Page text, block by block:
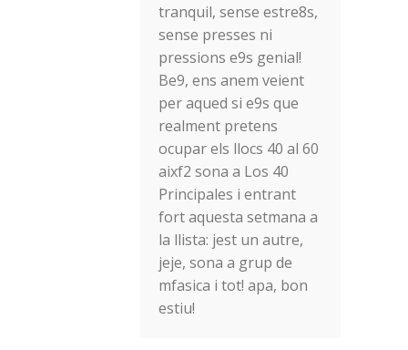
tranquil, sense estre8s,
sense presses ni
pressions e9s genial!
Be9, ens anem veient
per aqued si e9s que
realment pretens
ocupar els llocs 40 al 60
aixf2 sona a Los 40
Principales i entrant
fort aquesta setmana a
la llista: jest un autre,
jeje, sona a grup de
mfasica i tot! apa, bon
estiu!